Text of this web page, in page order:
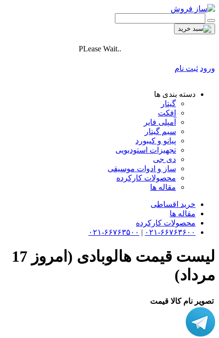
PLease Wait..
ورود ثبت نام
دسته بندی ها
گیتار
افکت
آمپلی فایر
سیم گیتار
پیانو و کیبورد
تجهیزات استودیویی
دی جی
ساز و ادوات موسیقی
محصولات کارکرده
مقاله ها
خرید اقساطی
مقاله ها
محصولات کارکرده
۰۲۱-۶۶۷۶۳۶۰۰ | ۰۲۱-۶۶۷۶۳۵۰۰
لیست قیمت هالوبادی (امروز 17
مرداد)
تصویر نام کالا قیمت